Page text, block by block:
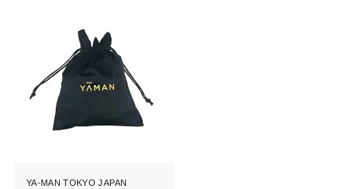
YA-MAN TOKYO JAPAN